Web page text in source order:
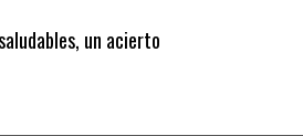
un acierto